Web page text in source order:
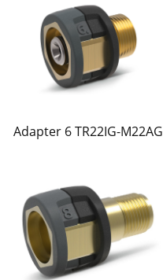
Adapter 6 TR22IG-M22AG